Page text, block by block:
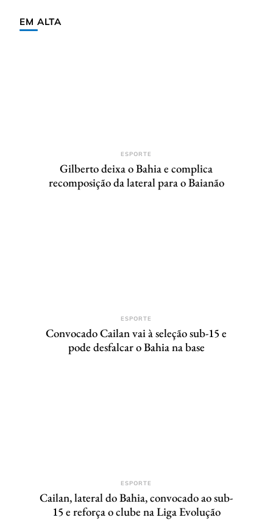
EM ALTA
ESPORTE
Gilberto deixa o Bahia e complica
recomposição da lateral para o Baianão
ESPORTE
Convocado Cailan vai à seleção sub-15 e
pode desfalcar o Bahia na base
ESPORTE
Cailan, lateral do Bahia, convocado ao sub-
15 e reforça o clube na Liga Evolução